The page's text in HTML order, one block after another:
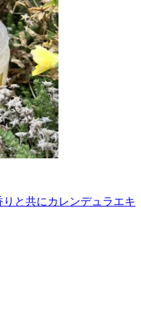
と共にカレンデュラエキ